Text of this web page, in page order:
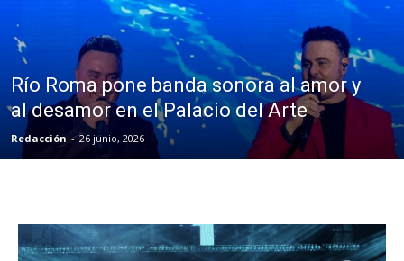
Río Roma pone banda sonora al amor y
al desamor en el Palacio del Arte
Redacción - 26 junio, 2026